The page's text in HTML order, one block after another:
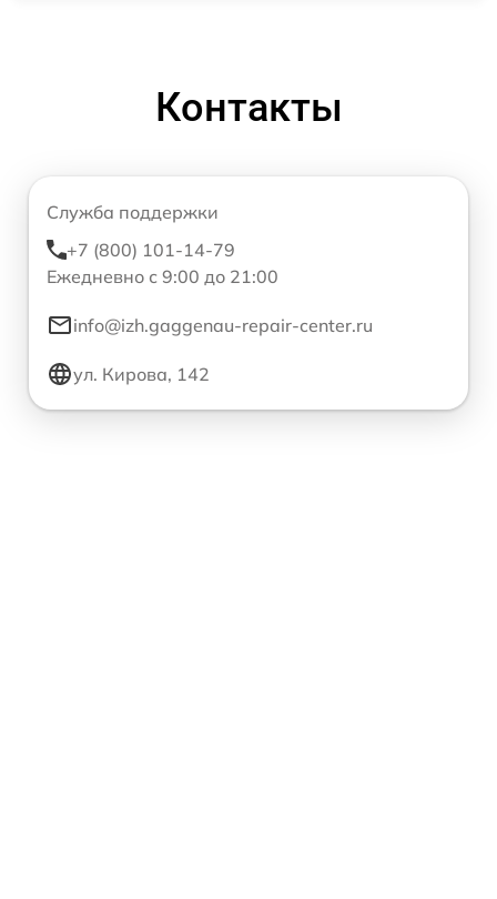
Контакты
Служба поддержки
+7 (800) 101-14-79
Ежедневно с 9:00 до 21:00
info@izh.gaggenau-repair-center.ru
ул. Кирова, 142